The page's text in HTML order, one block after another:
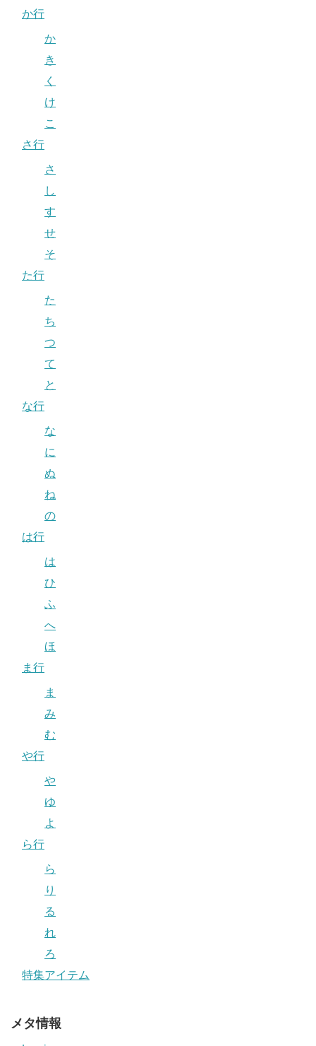
か行
か
き
く
け
こ
さ行
さ
し
す
せ
そ
た行
た
ち
つ
て
と
な行
な
に
ぬ
ね
の
は行
は
ひ
ふ
へ
ほ
ま行
ま
み
む
や行
や
ゆ
よ
ら行
ら
り
る
れ
ろ
特集アイテム
メタ情報